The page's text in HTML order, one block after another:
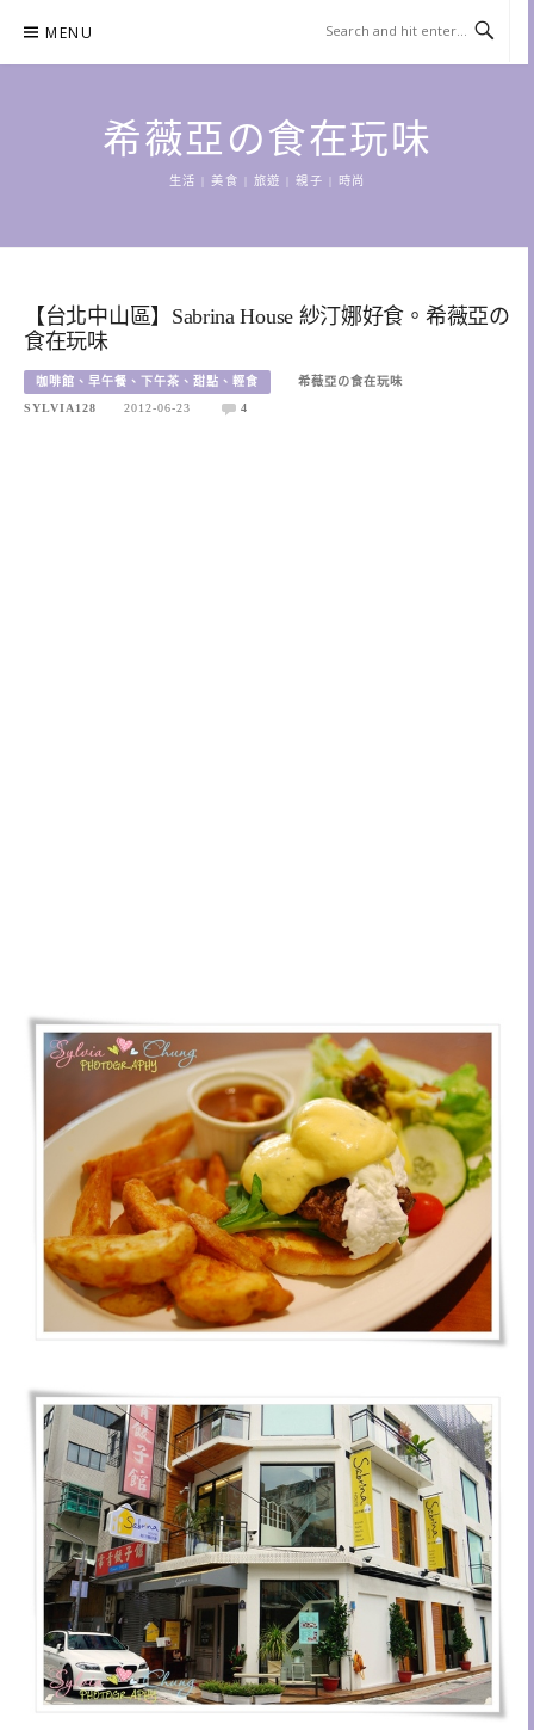
content
MENU
希薇亞の食在玩味
生活 | 美食 | 旅遊 | 親子 | 時尚
【台北中山區】Sabrina House 紗汀娜好食。希薇亞の
食在玩味
咖啡館、早午餐、下午茶、甜點、輕食
希薇亞の食在玩味
SYLVIA128
2012-06-23 4